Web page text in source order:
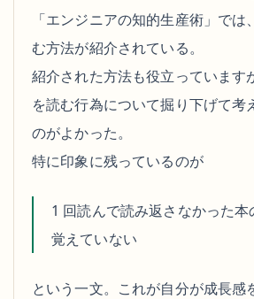
「エンジニアの知的生産術」で
む方法が紹介されている。
紹介された方法も役立っています
を読む行為について掘り下げて考
のがよかった。
特に印象に残っているのが
1 回読んで読み返さなかった
覚えていない
という一文。これが自分が成長感